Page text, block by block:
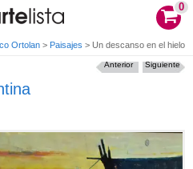
0
Ortolan > Paisajes > Un descanso en el hielo.
Siguiente
Anterior